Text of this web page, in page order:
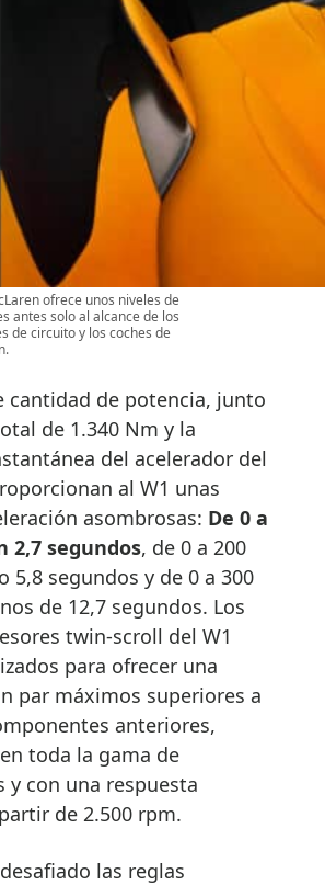
ofrece unos niveles de
antes solo al alcance de los
de circuito y los coches de
cantidad de potencia, junto
de 1.340 Nm y la
del acelerador del
al W1 unas
asombrosas: De 0 a
2,7 segundos, de 0 a 200
5,8 segundos y de 0 a 300
de 12,7 segundos. Los
twin-scroll del W1
para ofrecer una
par máximos superiores a
anteriores,
toda la gama de
y con una respuesta
de 2.500 rpm.
las reglas